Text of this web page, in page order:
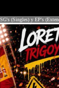
(Singles) y EP's